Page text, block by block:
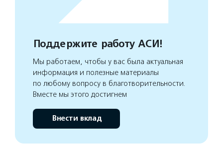
Поддержите работу АСИ!
Мы работаем, чтобы у вас была актуальная
информация и полезные материалы
по любому вопросу в благотворительности.
Вместе мы этого достигнем
Внести вклад